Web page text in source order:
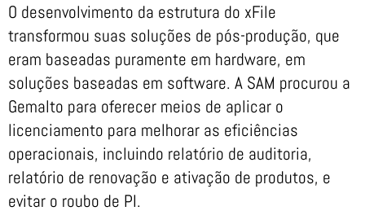
O desenvolvimento da estrutura do xFile
transformou suas soluções de pós-produção, que
eram baseadas puramente em hardware, em
soluções baseadas em software. A SAM procurou a
Gemalto para oferecer meios de aplicar o
licenciamento para melhorar as eficiências
operacionais, incluindo relatório de auditoria,
relatório de renovação e ativação de produtos, e
evitar o roubo de PI.